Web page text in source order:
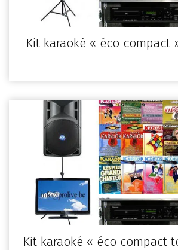
Kit karaoké « éco compact
Kit karaoké « éco compact